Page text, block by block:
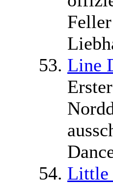
Line
Little